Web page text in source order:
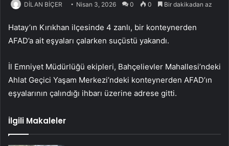
DİLAN BİÇER Nisan 3, 2026 0 0 Bir dakikadan az
Hatay’ın Kırıkhan ilçesinde 4 zanlı, bir konteynerden
AFAD’a ait eşyaları çalarken suçüstü yakandı.
İl Emniyet Müdürlüğü ekipleri, Bahçelievler Mahallesi’ndeki
Ahlat Geçici Yaşam Merkezi’ndeki konteynerden AFAD’ın
eşyalarının çalındığı ihbarı üzerine adrese gitti.
İlgili Makaleler